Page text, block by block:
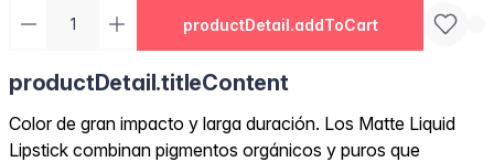
productDetail.addToCart
productDetail.titleContent
Color de gran impacto y larga duración. Los Matte Liquid
Lipstick combinan pigmentos orgánicos y puros que